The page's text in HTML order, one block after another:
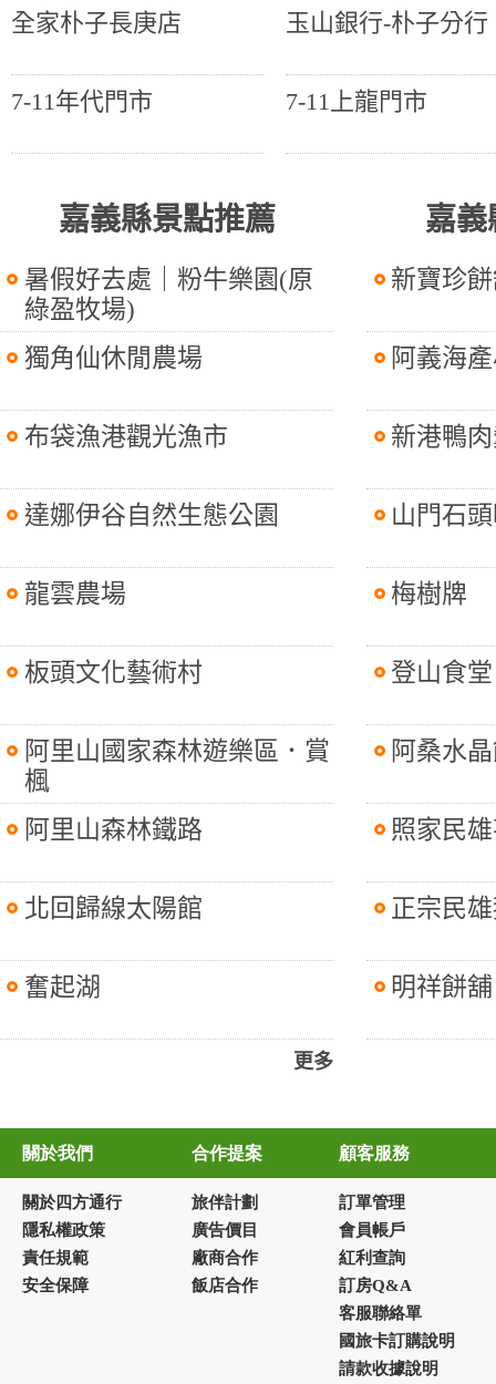
全家朴子長庚店 玉山銀行-朴子分行
7-11年代門市 7-11上龍門市
嘉義縣景點推薦
暑假好去處｜粉牛樂園(原
綠盈牧場)
獨角仙休閒農場
布袋漁港觀光漁市
達娜伊谷自然生態公園
龍雲農場
板頭文化藝術村
阿里山國家森林遊樂區．賞
楓
阿里山森林鐵路
北回歸線太陽館
奮起湖
更多
嘉義
新寶珍
阿義海
新港鴨
山門石
梅樹牌
登山食堂
阿桑水
照家民
正宗民
明祥餅舖